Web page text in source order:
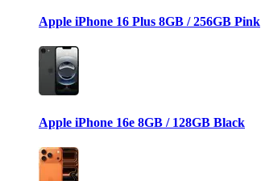
Apple iPhone 16 Plus 8GB / 256GB Pink
Apple iPhone 16e 8GB / 128GB Black